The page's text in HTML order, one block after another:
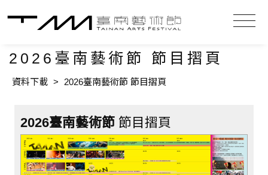
2026臺南藝術節 節目摺頁
資料下載 > 2026臺南藝術節 節目摺頁
2026臺南藝術節 節目摺頁